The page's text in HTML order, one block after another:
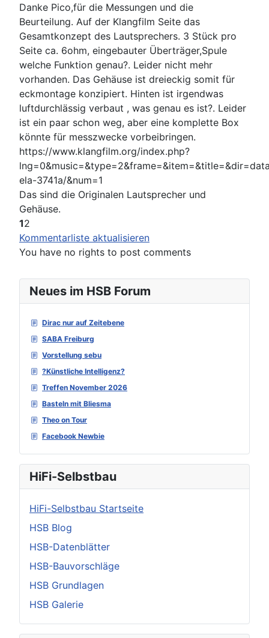
Neues im HSB Forum
Dirac nur auf Zeitebene
SABA Freiburg
Vorstellung sebu
?Künstliche Intelligenz?
Treffen November 2026
Basteln mit Bliesma
Theo on Tour
Facebook Newbie
HiFi-Selbstbau
HiFi-Selbstbau Startseite
HSB Blog
HSB-Datenblätter
HSB-Bauvorschläge
HSB Grundlagen
HSB Galerie
Danke Pico,für die Messungen und die
Beurteilung. Auf der Klangfilm Seite das
Gesamtkonzept des Lautsprechers. 3 Stück pro
Seite ca. 6ohm, eingebauter Überträger,Spule
welche Funktion genau?. Leider nicht mehr
vorhanden. Das Gehäuse ist dreieckig somit für
eckmontage konzipiert. Hinten ist irgendwas
luftdurchlässig verbaut , was genau es ist?. Leider
ist ein paar schon weg, aber eine komplette Box
könnte für messzwecke vorbeibringen.
https://www.klangfilm.org/index.php?
ela-3741a/&num=1
Das sind die Originalen Lautsprecher und
Gehäuse.
12
Kommentarliste aktualisieren
You have no rights to post comments